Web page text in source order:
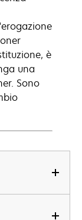
è
una
Sono